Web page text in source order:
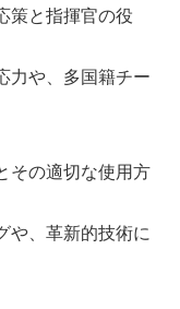
策と指揮官の役
力や、多国籍チー
その適切な使用方
や、革新的技術に